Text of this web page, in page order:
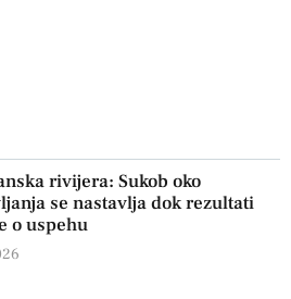
rivijera: Sukob oko
se nastavlja dok rezultati
o uspehu